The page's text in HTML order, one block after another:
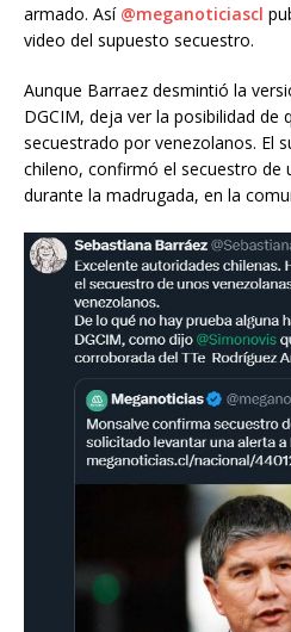
armado. Así @meganoticiascl
video del supuesto secuestro.
Aunque Barraez desmintió la
DGCIM, deja ver la posibilidad de
secuestrado por venezolanos. El
chileno, confirmó el secuestro de
durante la madrugada, en la